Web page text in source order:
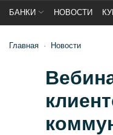
БАНКИ НОВОСТИ
Главная Новости